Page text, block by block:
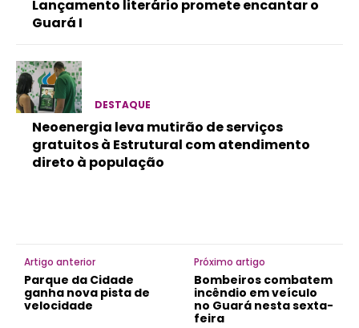
Lançamento literário promete encantar o
Guará I
DESTAQUE
Neoenergia leva mutirão de serviços
gratuitos à Estrutural com atendimento
direto à população
Artigo anterior
Parque da Cidade
ganha nova pista de
velocidade
Próximo artigo
Bombeiros combatem
incêndio em veículo
no Guará nesta sexta-
feira